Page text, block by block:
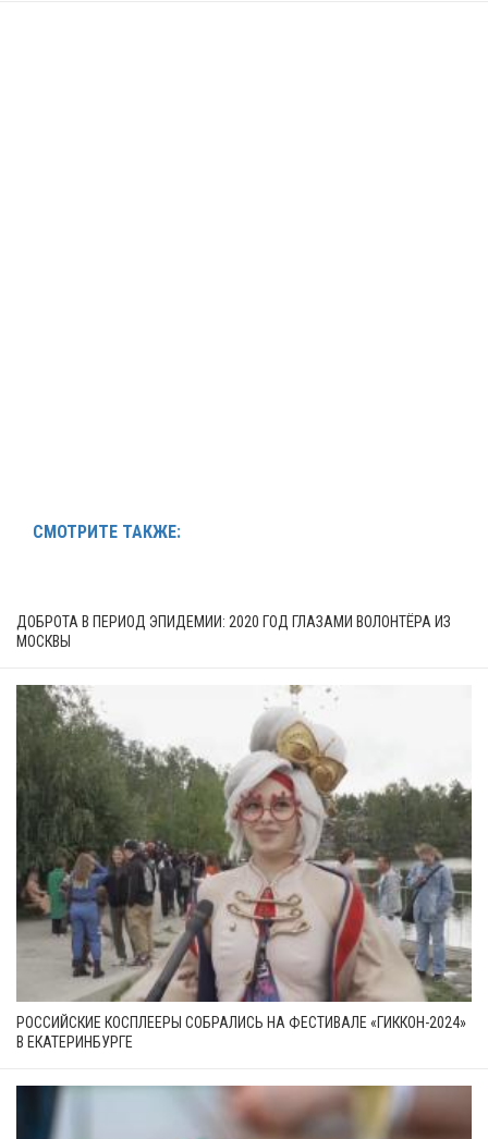
СМОТРИТЕ ТАКЖЕ:
ДОБРОТА В ПЕРИОД ЭПИДЕМИИ: 2020 ГОД ГЛАЗАМИ ВОЛОНТЁРА ИЗ
МОСКВЫ
РОССИЙСКИЕ КОСПЛЕЕРЫ СОБРАЛИСЬ НА ФЕСТИВАЛЕ «ГИККОН-2024»
В ЕКАТЕРИНБУРГЕ